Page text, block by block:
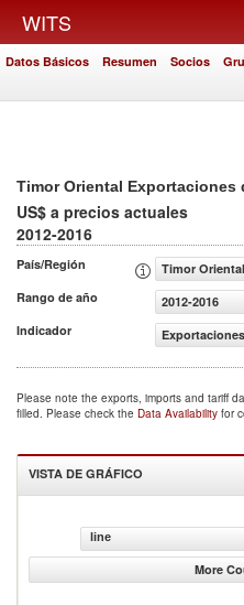
WITS
Datos Básicos Resumen Socios
Timor Oriental Exportaciones
US$ a precios actuales
2012-2016
País/Región
Timor Oriental
Rango de año
2012-2016
Indicador
Please note the exports, imports and tariff
filled. Please check the Data Availability for
VISTA DE GRÁFICO
line
More